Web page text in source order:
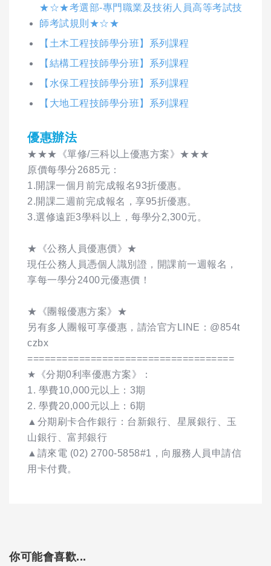
★☆★考選部-專門職業及技術人員高等考試技
師考試規則★☆★
【土木工程技師學分班】系列課程
【結構工程技師學分班】系列課程
【水保工程技師學分班】系列課程
【大地工程技師學分班】系列課程
優惠辦法
★★★《單修/三科以上優惠方案》★★★
原價每學分2685元：
1.開課一個月前完成報名93折優惠。
2.開課二週前完成報名，享95折優惠。
3.選修遠距3學科以上，每學分2,300元。
★《公務人員優惠價》★
現任公務人員憑個人識別證，開課前一週報名，
享每一學分2400元優惠價！
★《團報優惠方案》★
另有多人團報可享優惠，請洽官方LINE：@854t
czbx
====================================
★《分期0利率優惠方案》：
1. 學費10,000元以上：3期
2. 學費20,000元以上：6期
▲分期刷卡合作銀行：台新銀行、星展銀行、玉
山銀行、富邦銀行
▲請來電 (02) 2700-5858#1，向服務人員申請信
用卡付費。
你可能會喜歡...